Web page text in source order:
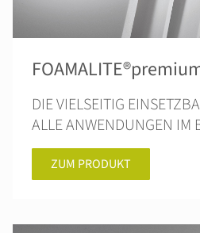
DIE VIELSEITIG
ALLE ANWENDUNGEN IM
ZUM PRODUKT